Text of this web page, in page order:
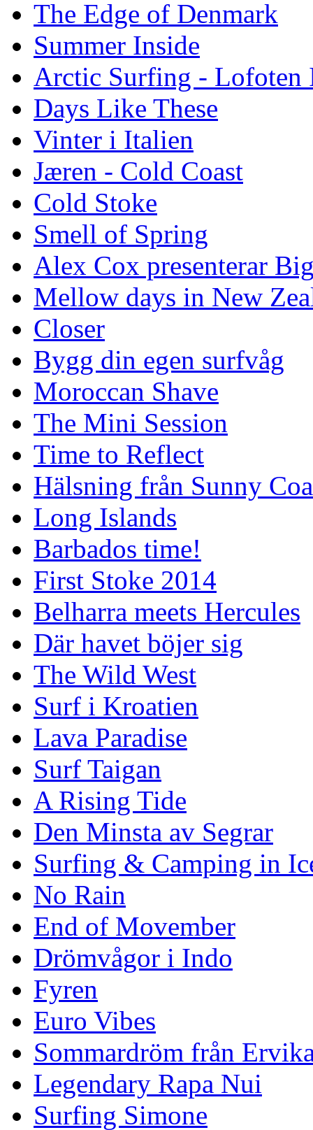
The Edge of Denmark
Summer Inside
Arctic Surfing - Lofoten
Days Like These
Vinter i Italien
Jæren - Cold Coast
Cold Stoke
Smell of Spring
Alex Cox presenterar
Mellow days in New
Closer
Bygg din egen surfvåg
Moroccan Shave
The Mini Session
Time to Reflect
Hälsning från Sunny
Long Islands
Barbados time!
First Stoke 2014
Belharra meets Hercules
Där havet böjer sig
The Wild West
Surf i Kroatien
Lava Paradise
Surf Taigan
A Rising Tide
Den Minsta av Segrar
Surfing & Camping in
No Rain
End of Movember
Drömvågor i Indo
Fyren
Euro Vibes
Sommardröm från
Legendary Rapa Nui
Surfing Simone